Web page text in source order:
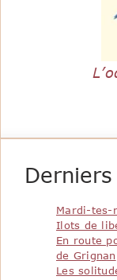
Mardi-tes-
Ilots de
En route
de Grignan
Les